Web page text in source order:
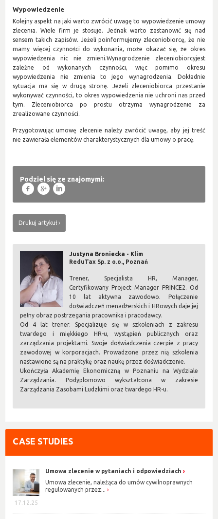
Wypowiedzenie
Kolejny aspekt na jaki warto zwrócić uwagę to wypowiedzenie umowy
zlecenia. Wiele firm je stosuje. Jednak warto zastanowić się nad
sensem takich zapisów. Jeżeli poinformujemy zleceniobiorcę, że nie
mamy więcej czynności do wykonania, może okazać się, że okres
wypowiedzenia nic nie zmieni.Wynagrodzenie zleceniobiorcyjest
zależne od wykonanych czynności, więc pomimo okresu
wypowiedzenia nie zmienia to jego wynagrodzenia. Dokładnie
sytuacja ma się w drugą stronę. Jeżeli zleceniobiorca przestanie
wykonywać czynności, to okres wypowiedzenia nie uchroni nas przed
tym. Zleceniobiorca po prostu otrzyma wynagrodzenie za
zrealizowane czynności.
Przygotowując umowę zlecenie należy zwrócić uwagę, aby jej treść
nie zawierała elementów charakterystycznych dla umowy o pracę.
Podziel się ze znajomymi:
f g l
Drukuj artykuł
Justyna Broniecka - Klim
ReduTax Sp. z o.o., Poznań
Trener, Specjalista HR, Manager,
Certyfikowany Project Manager PRINCE2. Od
10 lat aktywna zawodowo. Połączenie
doświadczeń menadżerskich i HRowych daje jej
pełny obraz postrzegania pracownika i pracodawcy.
Od 4 lat trener. Specjalizuje się w szkoleniach z zakresu
twardego i miękkiego HR-u, wystąpień publicznych oraz
zarządzania projektami. Swoje doświadczenia czerpie z pracy
zawodowej w korporacjach. Prowadzone przez nią szkolenia
nastawione są na praktykę oraz naukę przez doświadczenie.
Ukończyła Akademię Ekonomiczną w Poznaniu na Wydziale
Zarządzania. Podyplomowo wykształcona w zakresie
Zarządzania Zasobami Ludzkimi oraz twardego HR-u.
CASE STUDIES
17.12.25
Umowa zlecenie w pytaniach i odpowiedziach
Umowa zlecenie, należąca do umów cywilnoprawnych
regulowanych przez...